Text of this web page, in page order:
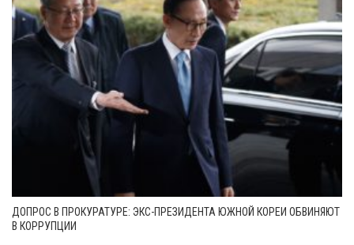
ДОПРОС В ПРОКУРАТУРЕ: ЭКС-ПРЕЗИДЕНТА ЮЖНОЙ КОРЕИ ОБВИНЯЮТ
В КОРРУПЦИИ